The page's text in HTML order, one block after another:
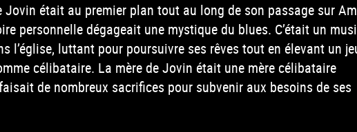
Jovin était au premier plan tout au long de son passage sur
personnelle dégageait une mystique du blues. C’était un
l’église, luttant pour poursuivre ses rêves tout en élevant un
célibataire. La mère de Jovin était une mère célibataire
de nombreux sacrifices pour subvenir aux besoins de ses